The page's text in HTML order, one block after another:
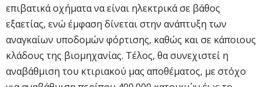
επιβατικά οχήματα να είναι ηλεκτρικά σε βάθος
εξαετίας, ενώ έμφαση δίνεται στην ανάπτυξη των
αναγκαίων υποδομών φόρτισης, καθώς και σε κάποιους
κλάδους της βιομηχανίας. Τέλος, θα συνεχιστεί η
αναβάθμιση του κτιριακού μας αποθέματος, με στόχο